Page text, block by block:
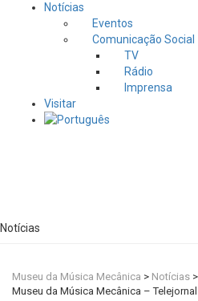
Notícias
Eventos
Comunicação Social
TV
Rádio
Imprensa
Visitar
Notícias
Museu da Música Mecânica > Notícias >
Museu da Música Mecânica – Telejornal